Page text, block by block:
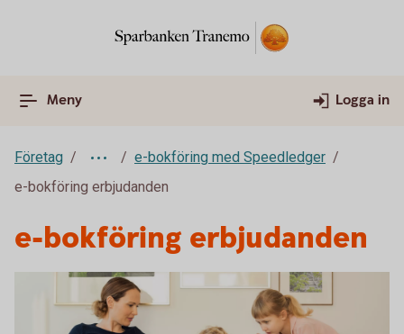
Meny Logga in
Företag
e-bokföring med Speedledger
e-bokföring erbjudanden
e-bokföring erbjudanden